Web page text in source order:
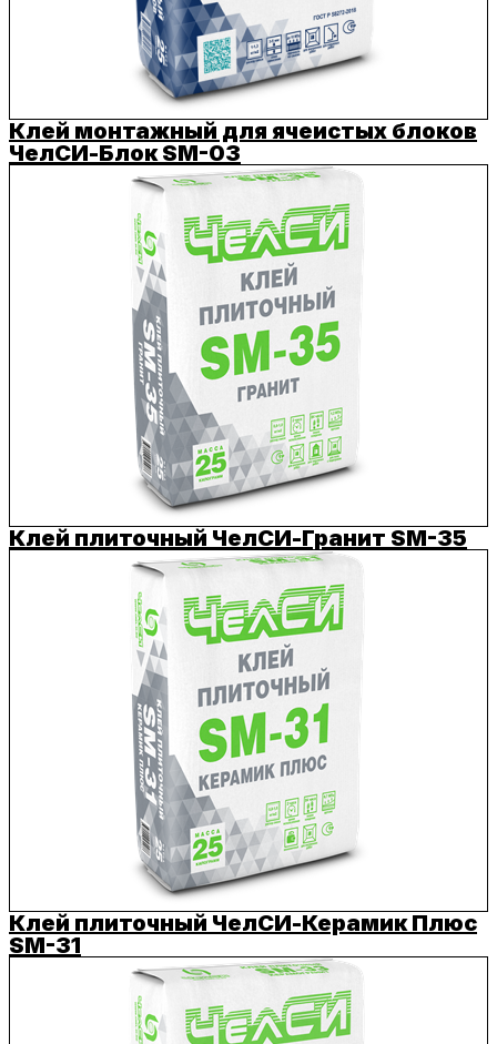
Клей монтажный для ячеистых блоков
ЧелСИ-Блок SM-03
Клей плиточный ЧелСИ-Гранит SM-35
Клей плиточный ЧелСИ-Керамик Плюс
SM-31